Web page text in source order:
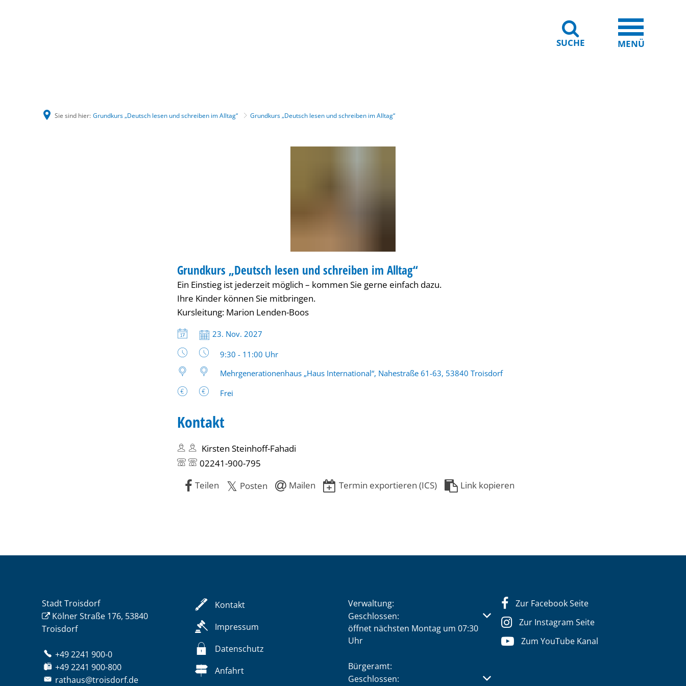
SUCHE MENÜ
Sie sind hier: Grundkurs „Deutsch lesen und schreiben im Alltag“ Grundkurs „Deutsch lesen und schreiben im Alltag“
Grundkurs „Deutsch lesen und schreiben im Alltag“
Ein Einstieg ist jederzeit möglich – kommen Sie gerne einfach dazu.
Ihre Kinder können Sie mitbringen.
Kursleitung: Marion Lenden-Boos
Datum:
23. Nov. 2027
Uhrzeit:
9:30 - 11:00 Uhr
Mehrgenerationenhaus „Haus International“, Nahestraße 61-63, 53840 Troisdorf
Frei
Kontakt
Kirsten Steinhoff-Fahadi
02241-900-795
Teilen
Posten Mailen Termin exportieren (ICS) Link kopieren
Stadt Troisdorf
Kölner Straße 176, 53840
Troisdorf
+49 2241 900-0
+49 2241 900-800
rathaus@troisdorf.de
Kontakt
Impressum
Datenschutz
Anfahrt
Verwaltung:
Klicken, um weitere Öffnungs- oder Schließzeiten auszublenden
Geschlossen:
öffnet nächsten Montag um 07:30
Uhr
Bürgeramt:
Klicken, um weitere Öffnungs- oder Schließzeiten auszublenden
Geschlossen:
Zur Facebook Seite
Zur Instagram Seite
Zum YouTube Kanal